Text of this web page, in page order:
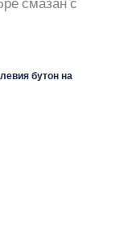
смазан с
бутон на